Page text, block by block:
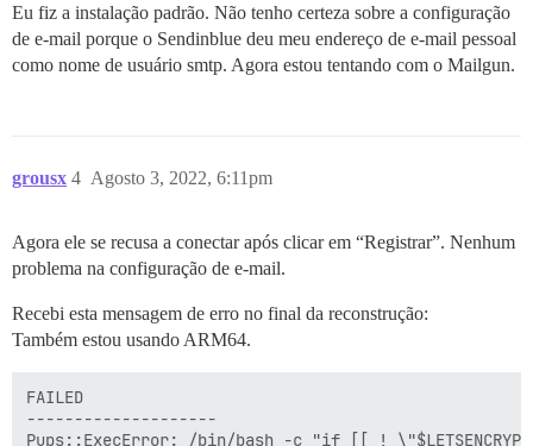
Eu fiz a instalação padrão. Não tenho certeza sobre a configuração
de e-mail porque o Sendinblue deu meu endereço de e-mail pessoal
como nome de usuário smtp. Agora estou tentando com o Mailgun.
grousx Agosto 3, 2022, 6:11pm
4
Agora ele se recusa a conectar após clicar em “Registrar”. Nenhum
problema na configuração de e-mail.
Recebi esta mensagem de erro no final da reconstrução:
Também estou usando ARM64.
FAILED
--------------------
Pups::ExecError: /bin/bash -c "if [[ !